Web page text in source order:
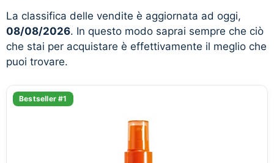
La classifica delle vendite è aggiornata ad oggi,
08/08/2026. In questo modo saprai sempre che ciò
che stai per acquistare è effettivamente il meglio che
puoi trovare.
Bestseller #1